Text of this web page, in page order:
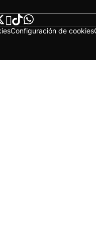
Configuración de cookies